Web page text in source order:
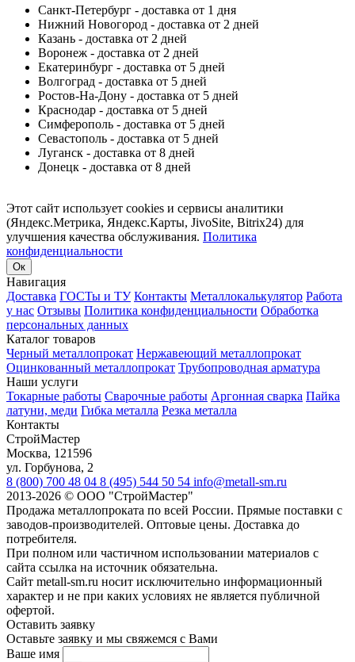
Санкт-Петербург - доставка от 1 дня
Нижний Новогород - доставка от 2 дней
Казань - доставка от 2 дней
Воронеж - доставка от 2 дней
Екатеринбург - доставка от 5 дней
Волгоград - доставка от 5 дней
Ростов-На-Дону - доставка от 5 дней
Краснодар - доставка от 5 дней
Симферополь - доставка от 5 дней
Севастополь - доставка от 5 дней
Луганск - доставка от 8 дней
Донецк - доставка от 8 дней
Этот сайт использует cookies и сервисы аналитики
(Яндекс.Метрика, Яндекс.Карты, JivoSite, Bitrix24) для
улучшения качества обслуживания. Политика
конфиденциальности
Ок
Навигация
Доставка ГОСТы и ТУ Контакты Металлокалькулятор Работа
у нас Отзывы Политика конфиденциальности Обработка
персональных данных
Каталог товаров
Черный металлопрокат Нержавеющий металлопрокат
Оцинкованный металлопрокат Трубопроводная арматура
Наши услуги
Токарные работы Сварочные работы Аргонная сварка Пайка
латуни, меди Гибка металла Резка металла
Контакты
СтройМастер
Москва, 121596
ул. Горбунова, 2
8 (800) 700 48 04 8 (495) 544 50 54 info@metall-sm.ru
2013-2026 © ООО "СтройМастер"
Продажа металлопроката по всей России. Прямые поставки с
заводов-производителей. Оптовые цены. Доставка до
потребителя.
При полном или частичном использовании материалов с
сайта ссылка на источник обязательна.
Сайт metall-sm.ru носит исключительно информационный
характер и не при каких условиях не является публичной
офертой.
Оставить заявку
Оставьте заявку и мы свяжемся с Вами
Ваше имя